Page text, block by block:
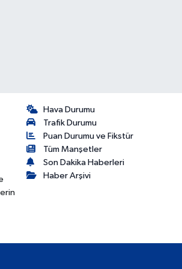
Hava Durumu
Trafik Durumu
Puan Durumu ve Fikstür
Tüm Manşetler
Son Dakika Haberleri
Haber Arşivi